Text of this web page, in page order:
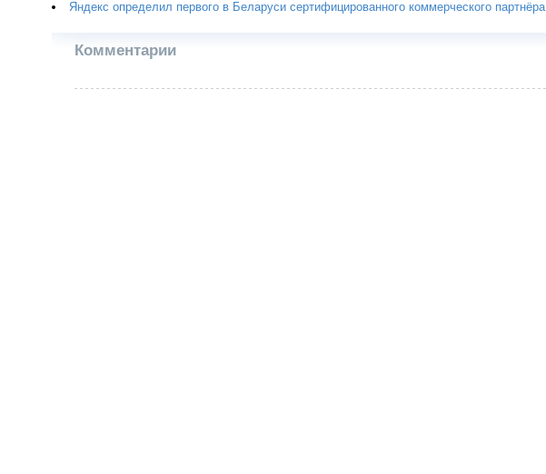
Яндекс определил первого в Беларуси сертифицированного коммерческого партнёра
Комментарии